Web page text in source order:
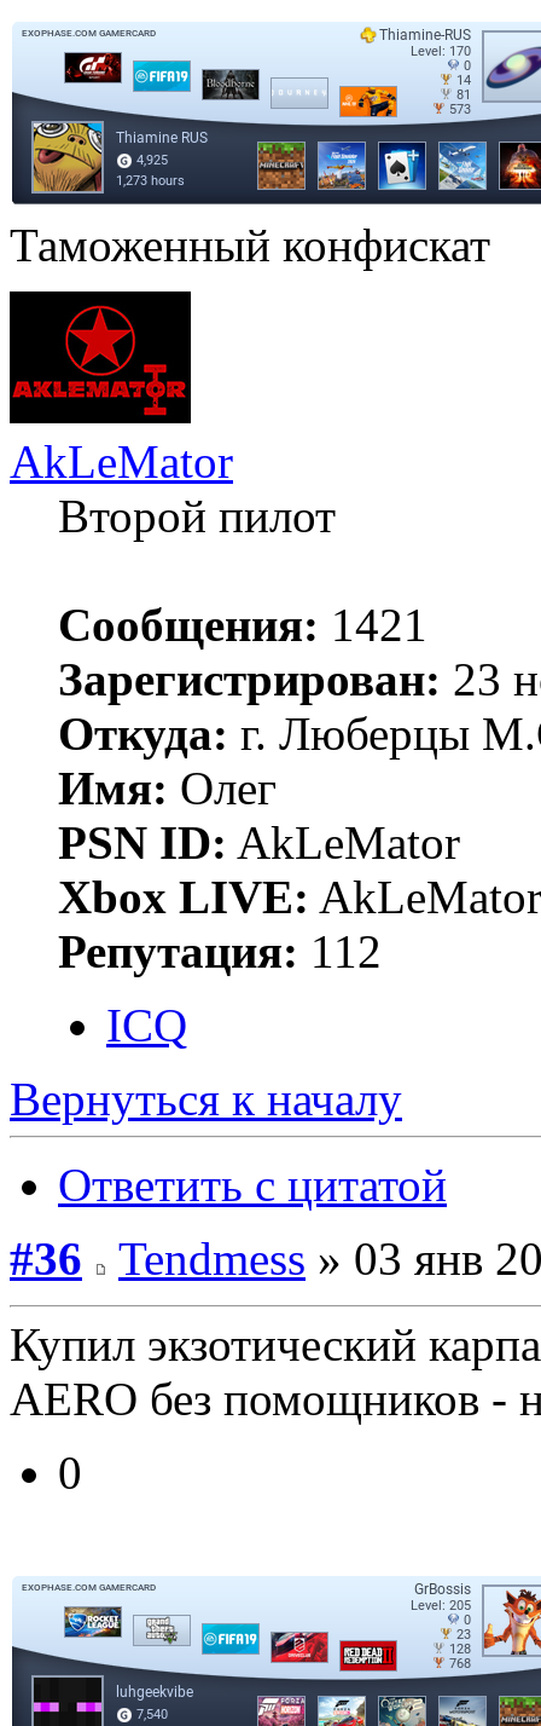
Таможенный конфискат
AkLeMator
Второй пилот
Сообщения: 1421
Зарегистрирован: 23
Откуда: г. Люберцы
Имя: Олег
PSN ID: AkLeMator
Xbox LIVE:
Репутация: 112
ICQ
Вернуться к началу
Ответить с цитатой
#36
Tendmess » 03 янв
Купил экзотический
AERO без помощников -
0